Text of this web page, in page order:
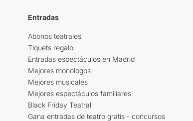
Entradas
Abonos teatrales
Tiquets regalo
Entradas espectáculos en Madrid
Mejores monólogos
Mejores musicales
Mejores espectáculos familiares
Black Friday Teatral
Gana entradas de teatro gratis - concursos